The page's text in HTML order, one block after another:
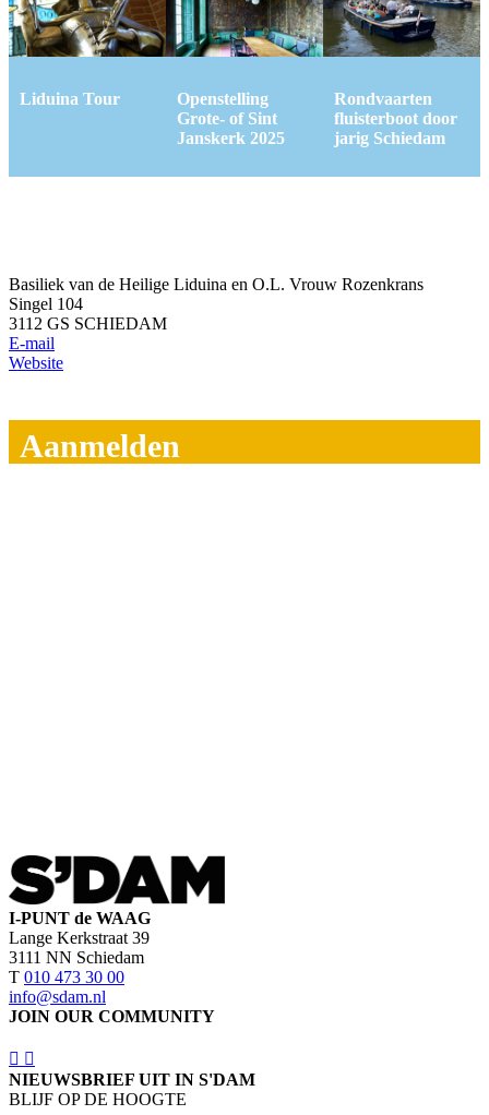
Liduina Tour
Openstelling
Grote- of Sint
Janskerk 2025
Rondvaarten
fluisterboot door
jarig Schiedam
Basiliek van de Heilige Liduina en O.L. Vrouw Rozenkrans
Singel 104
3112 GS SCHIEDAM
E-mail
Website
Aanmelden
I-PUNT de WAAG
Lange Kerkstraat 39
3111 NN Schiedam
T 010 473 30 00
info@sdam.nl
JOIN OUR COMMUNITY
NIEUWSBRIEF UIT IN S'DAM
BLIJF OP DE HOOGTE